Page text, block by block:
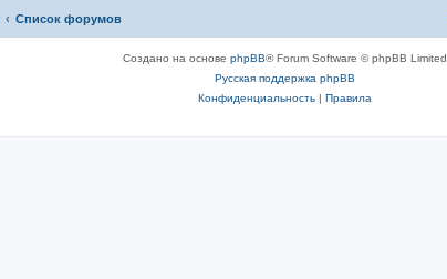
Список форумов
Создано на основе phpBB® Forum Software © phpBB Limited
Русская поддержка phpBB
Конфиденциальность| Правила